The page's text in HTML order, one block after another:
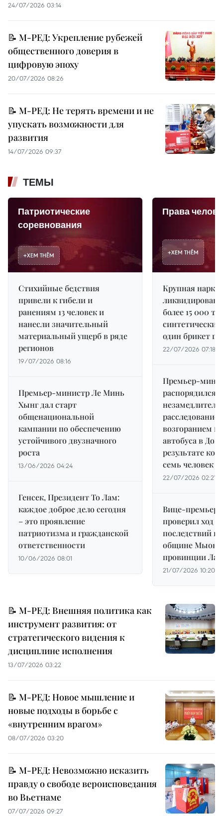
24/07/2026 03:14
📝 М-РЕД: Укрепление рубежей
общественного доверия в
цифровую эпоху
20/07/2026 08:26
📝 М-РЕД: Не терять времени и не
упускать возможности для
развития
14/07/2026 09:37
ТЕМЫ
Патриотические
соревнования
+XEM THÊM
Стихийные бедствия
привели к гибели и
ранениям 13 человек и
нанесли значительный
материальный ущерб в ряде
регионов
19/07/2026 08:16
Премьер-министр Ле Минь
Хынг дал старт
общенациональной
кампании по обеспечению
устойчивого двузначного
роста
13/06/2026 04:24
Генсек, Президент То Лам:
каждое доброе дело сегодня
– это проявление
патриотизма и гражданской
ответственности
10/06/2026 08:01
Права
+XEM THÊM
Крупная
более 15 000
один брикет
22/07/2026 07:18
Премьер-
распорядился
возгоранием
автобуса в
результате
семь человек
22/07/2026 02:21
Вице-премьер
проверил ход
последствий
общине
провинции
21/07/2026 10:20
📝 М-РЕД: Внешняя политика как
инструмент развития: от
стратегического видения к
дисциплине исполнения
13/07/2026 03:22
📝 М-РЕД: Новое мышление и
новые подходы в борьбе с
«внутренним врагом»
08/07/2026 03:20
📝 М-РЕД: Невозможно исказить
правду о свободе вероисповедания
во Вьетнаме
07/07/2026 09:27